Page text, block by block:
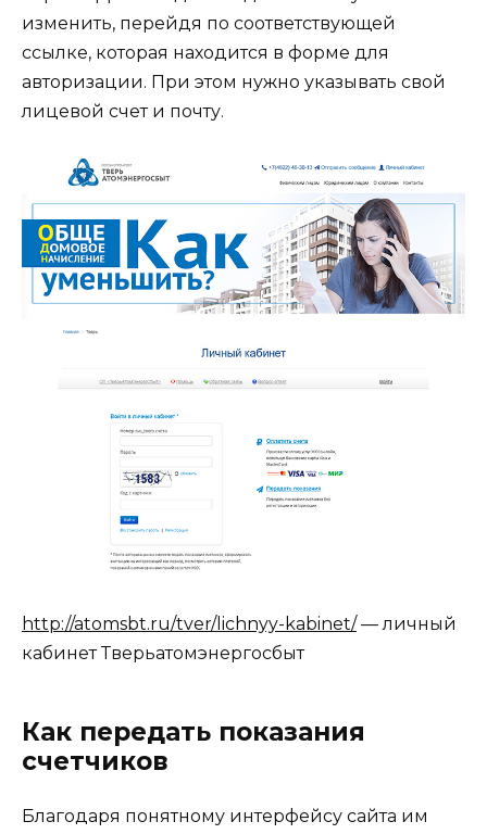
изменить, перейдя по соответствующей
ссылке, которая находится в форме для
авторизации. При этом нужно указывать свой
лицевой счет и почту.
http://atomsbt.ru/tver/lichnyy-kabinet/— личный
кабинет Тверьатомэнергосбыт
Как передать показания
счетчиков
Благодаря понятному интерфейсу сайта им